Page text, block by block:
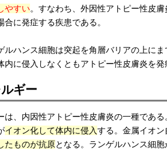
やすい。すなわち、外因性アトピー性皮
合に発症する疾患である。
ルハンス細胞は突起を角層バリアの上に
内に侵入しなくともアトピー性皮膚炎を
ギー
は、内因性アトピー性皮膚炎の一種であ
イオン化して体内に侵入する。金属イオ
たものが抗原となる。ランゲルハンス細